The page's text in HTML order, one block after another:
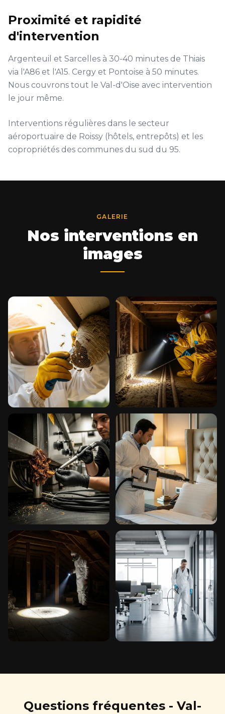
Proximité et rapidité
d'intervention
Argenteuil et Sarcelles à 30-40 minutes de Thiais
via l'A86 et l'A15. Cergy et Pontoise à 50 minutes.
Nous couvrons tout le Val-d'Oise avec intervention
le jour même.
Interventions régulières dans le secteur
aéroportuaire de Roissy (hôtels, entrepôts) et les
copropriétés des communes du sud du 95.
GALERIE
Nos interventions en
images
Questions fréquentes - Val-